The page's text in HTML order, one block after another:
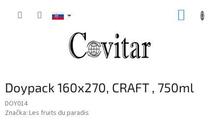
Doypack 160x270, CRAFT , 750ml
DOY014
Značka: Les fruits du paradis